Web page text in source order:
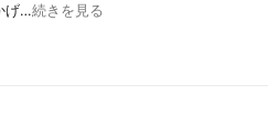
げ…続きを見る